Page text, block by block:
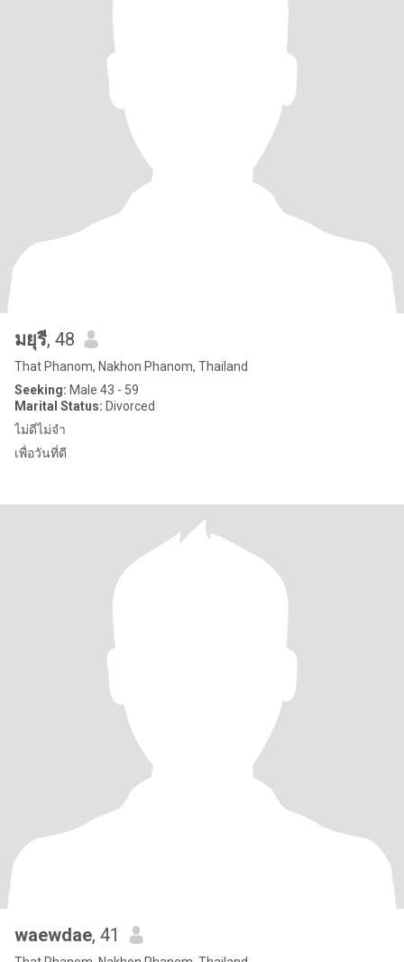
มยุรี, 48
That Phanom, Nakhon Phanom, Thailand
Seeking: Male 43 - 59
Marital Status: Divorced
ไม่ดีไม่จำ
เพื่อวันที่ดี
waewdae, 41